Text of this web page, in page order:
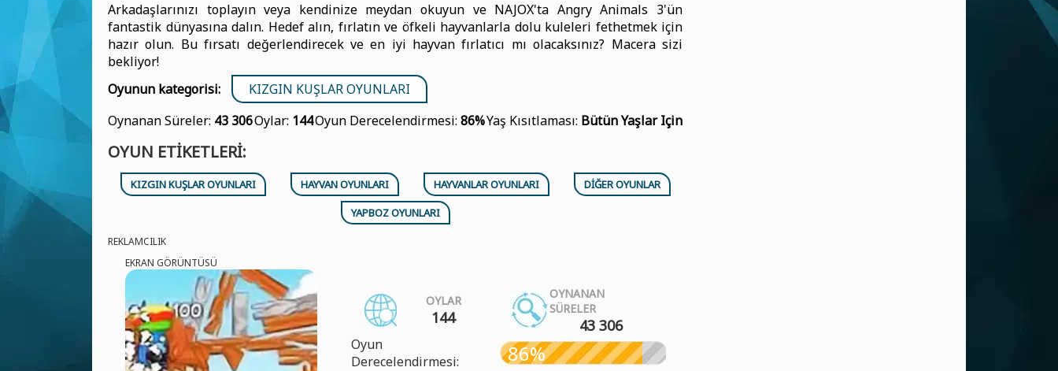
Arkadaşlarınızı toplayın veya kendinize meydan okuyun ve NAJOX'ta Angry Animals 3'ün
fantastik dünyasına dalın. Hedef alın, fırlatın ve öfkeli hayvanlarla dolu kuleleri fethetmek için
hazır olun. Bu fırsatı değerlendirecek ve en iyi hayvan fırlatıcı mı olacaksınız? Macera sizi
bekliyor!
Oyunun kategorisi:
KIZGIN KUŞLAR OYUNLARI
Oynanan Süreler: 43 306Oylar: 144Oyun Derecelendirmesi: 86%Yaş Kısıtlaması: Bütün Yaşlar Için
OYUN ETIKETLERI:
KIZGIN KUŞLAR OYUNLARI HAYVAN OYUNLARI HAYVANLAR OYUNLARI
DIĞER OYUNLAR
YAPBOZ OYUNLARI
REKLAMCILIK
EKRAN GÖRÜNTÜSÜ
OYLAR
144
OYNANAN
SÜRELER
43 306
Oyun
Derecelendirmesi:
86%